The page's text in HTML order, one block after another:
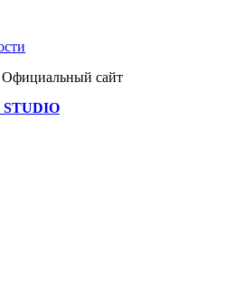
сайт
STUDIO